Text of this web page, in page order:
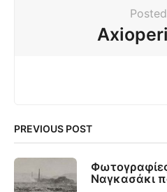
PREVIOUS POST
Ναγκασάκι